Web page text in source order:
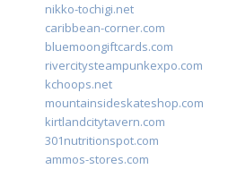
nikko-tochigi.net
caribbean-corner.com
bluemoongiftcards.com
rivercitysteampunkexpo.com
kchoops.net
mountainsideskateshop.com
kirtlandcitytavern.com
301nutritionspot.com
ammos-stores.com